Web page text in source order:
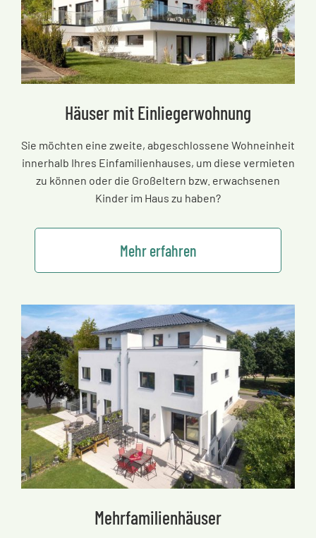
Häuser mit Einliegerwohnung
Sie möchten eine zweite, abgeschlossene Wohneinheit
innerhalb Ihres Einfamilienhauses, um diese vermieten
zu können oder die Großeltern bzw. erwachsenen
Kinder im Haus zu haben?
Mehr erfahren
Mehrfamilienhäuser